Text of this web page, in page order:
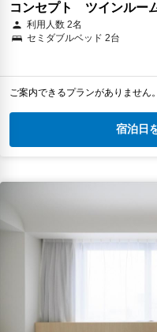
コンセプト ツインルー
利用人数 2名
セミダブルベッド 2台
ご案内できるプランがありません
宿泊日